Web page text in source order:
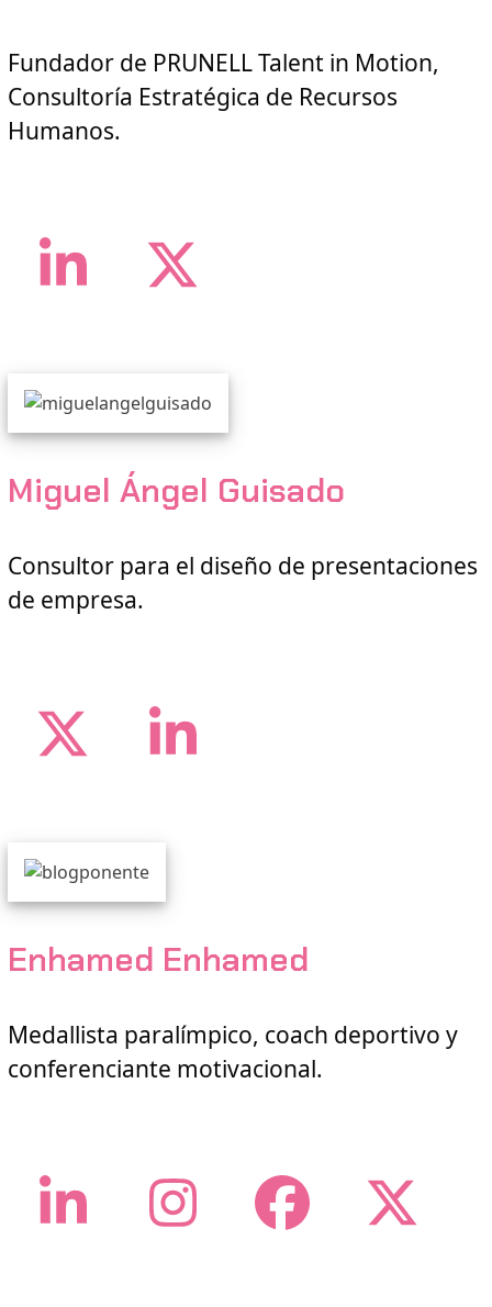
Fundador de PRUNELL Talent in Motion,
Consultoría Estratégica de Recursos
Humanos.
LinkedIn
Twitter
Miguel Ángel Guisado
Consultor para el diseño de presentaciones
de empresa.
TwitterLinkedIn
Enhamed Enhamed
Medallista paralímpico, coach deportivo y
conferenciante motivacional.
LinkedInInstagram